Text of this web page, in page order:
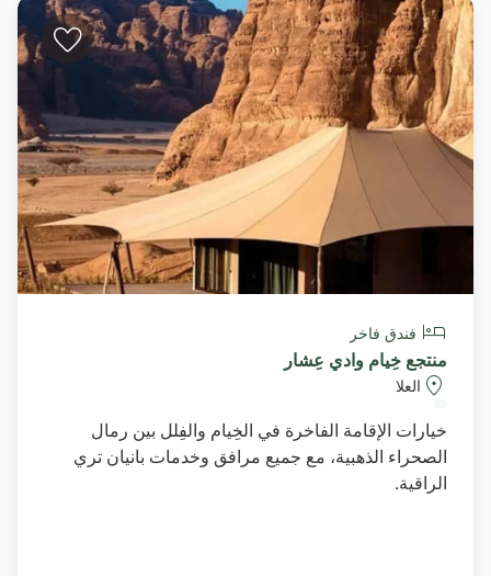
فندق فاخر
منتجع خِيام وادي عِشار
العلا
خيارات الإقامة الفاخرة في الخِيام والفِلل بين رمال
الصحراء الذهبية، مع جميع مرافق وخدمات بانيان تري
الراقية.